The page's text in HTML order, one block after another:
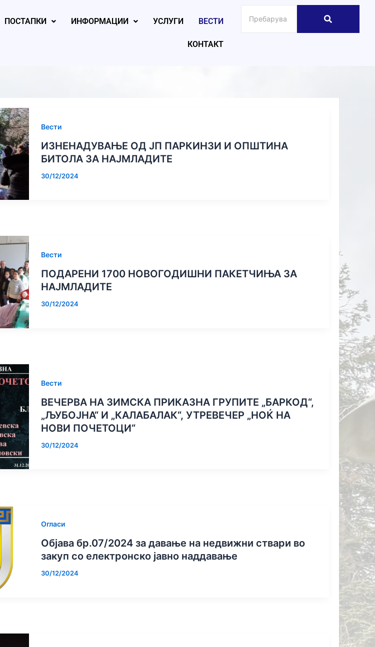
ПОСТАПКИ ИНФОРМАЦИИ УСЛУГИ ВЕСТИ
КОНТАКТ
ЕФИКАСНОСТА НА
ПУМПИ ВО
И УЧИЛИШТЕТО
„БУКОВСКИ ЛИВАДИ“
26, 2026
ОДБОР И НАДЗОРЕН ОДБОР
ЗА МАТЕРИЈАЛНО-
ФИНАНСИКО РАБОТЕЊЕ НА
КЈП “НИСКОГРАДБА”
January 26, 2026
Вести
ИЗНЕНАДУВАЊЕ ОД ЈП ПАРКИНЗИ И ОПШТИНА
БИТОЛА ЗА НАЈМЛАДИТЕ
30/12/2024
Вести
ПОДАРЕНИ 1700 НОВОГОДИШНИ ПАКЕТЧИЊА ЗА
НАЈМЛАДИТЕ
30/12/2024
Вести
ВЕЧЕРВА НА ЗИМСКА ПРИКАЗНА ГРУПИТЕ „БАРКОД“,
„ЉУБОЈНА“ И „КАЛАБАЛАК“, УТРЕВЕЧЕР „НОЌ НА
НОВИ ПОЧЕТОЦИ“
30/12/2024
Огласи
Објава бр.07/2024 за давање на недвижни ствари во
закуп со електронско јавно наддавање
30/12/2024